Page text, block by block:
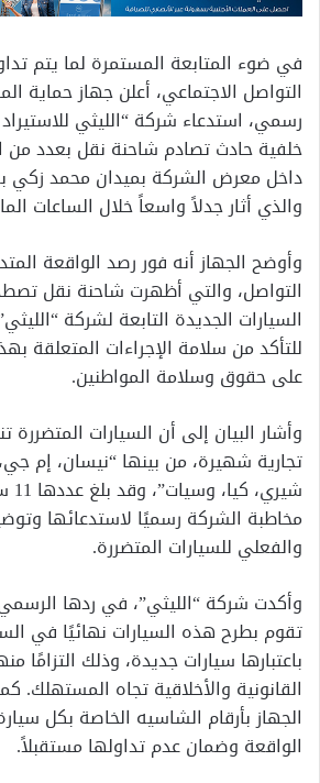
في ضوء المتابعة المستمرة لما يتم
التواصل الاجتماعي، أعلن جهاز حماية
رسمي، استدعاء شركة “الليثي
خلفية حادث تصادم شاحنة نقل بعدد من
داخل معرض الشركة بميدان محمد زكي
والذي أثار جدلاً واسعاً خلال الساعات
وأوضح الجهاز أنه فور رصد الواقعة
التواصل، والتي أظهرت شاحنة نقل
السيارات الجديدة التابعة لشركة
للتأكد من سلامة الإجراءات المتعلقة
على حقوق وسلامة المواطنين.
وأشار البيان إلى أن السيارات المتضررة
تجارية شهيرة، من بينها “نيسان، إم
مخاطبة الشركة رسميًا لاستدعائها
والفعلي للسيارات المتضررة.
وأكدت شركة “الليثي”، في ردها
تقوم بطرح هذه السيارات نهائيًا في
باعتبارها سيارات جديدة، وذلك التزامًا
القانونية والأخلاقية تجاه المستهلك.
الجهاز بأرقام الشاسيه الخاصة بكل
الواقعة وضمان عدم تداولها مستقبلاً.